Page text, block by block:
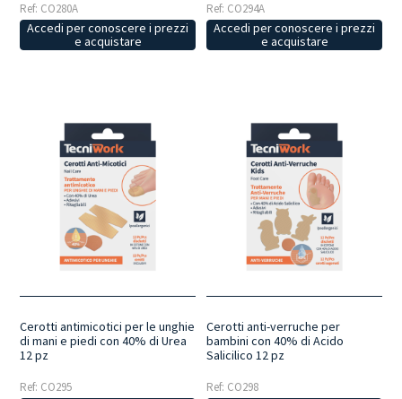
Ref: CO280A
Accedi per conoscere i prezzi
e acquistare
Ref: CO294A
Accedi per conoscere i prezzi
e acquistare
Cerotti antimicotici per le unghie
di mani e piedi con 40% di Urea
12 pz
Ref: CO295
Cerotti anti-verruche per
bambini con 40% di Acido
Salicilico 12 pz
Ref: CO298